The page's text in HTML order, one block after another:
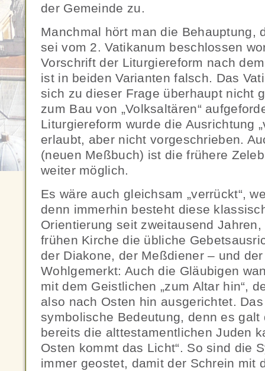
der Gemeinde zu.
Manchmal hört man die Behauptung,
sei vom 2. Vatikanum beschlossen
Vorschrift der Liturgiereform nach
ist in beiden Varianten falsch. Das
sich zu dieser Frage überhaupt nicht
zum Bau von „Volksaltären“
Liturgiereform wurde die Ausrichtung
erlaubt, aber nicht vorgeschrieben.
(neuen Meßbuch) ist die frühere
weiter möglich.
Es wäre auch gleichsam „verrückt“,
denn immerhin besteht diese
Orientierung seit zweitausend
frühen Kirche die übliche
der Diakone, der Meßdiener – und
Wohlgemerkt: Auch die Gläubigen
mit dem Geistlichen „zum Altar hin“,
also nach Osten hin ausgerichtet.
symbolische Bedeutung, denn es galt
bereits die alttestamentlichen Juden
Osten kommt das Licht“. So sind die
immer geostet, damit der Schrein mit